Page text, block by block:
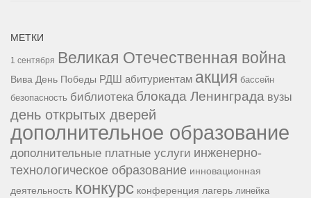
МЕТКИ
1 сентября Великая Отечественная война
Вива День Победы РДШ абитуриентам акция бассейн
безопасность библиотека блокада Ленинграда вузы
день открытых дверей
дополнительное образование
дополнительные платные услуги инженерно-
технологическое образование инновационная
деятельность конкурс конференция лагерь линейка